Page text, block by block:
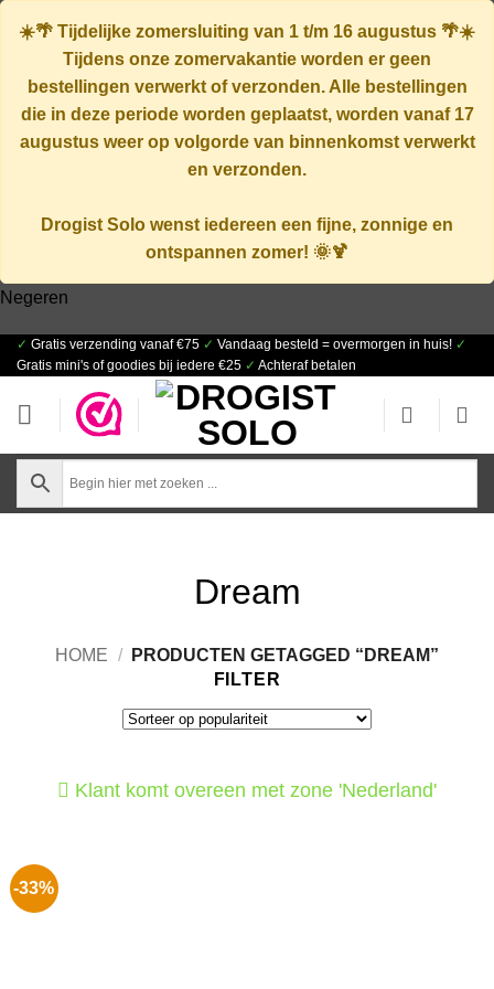
☀️🌴 Tijdelijke zomersluiting van 1 t/m 16 augustus 🌴☀️
Tijdens onze zomervakantie worden er geen
bestellingen verwerkt of verzonden. Alle bestellingen
die in deze periode worden geplaatst, worden vanaf 17
augustusweer op volgorde van binnenkomst verwerkt
en verzonden.
Drogist Solo wenst iedereen een fijne, zonnige en
ontspannen zomer! 🌞🍹
Negeren
Ga
naar
inhoud
✓ Gratis verzending vanaf €75 ✓ Vandaag besteld = overmorgen in huis! ✓
Gratis mini's of goodies bij iedere €25 ✓ Achteraf betalen
Dream
HOME /
PRODUCTEN GETAGGED “DREAM”
FILTER
Klant komt overeen met zone 'Nederland'
-33%